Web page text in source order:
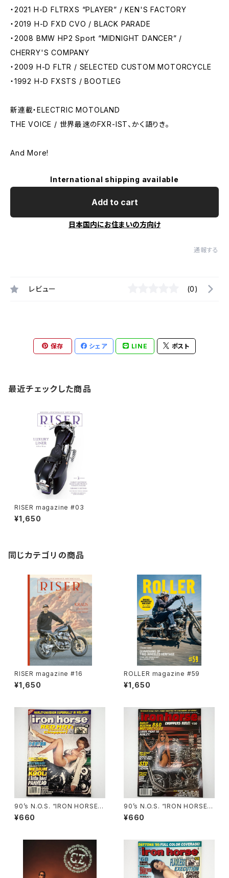
・2021 H-D FLTRXS “PLAYER” / KEN'S FACTORY
・2019 H-D FXD CVO / BLACK PARADE
・2008 BMW HP2 Sport “MIDNIGHT DANCER” /
CHERRY'S COMPANY
・2009 H-D FLTR / SELECTED CUSTOM MOTORCYCLE
・1992 H-D FXSTS / BOOTLEG
新連載・ELECTRIC MOTOLAND
THE VOICE / 世界最速のFXR-IST、かく語りき。
And More!
International shipping available
Add to cart
日本国内にお住まいの方向け
通報する
レビュー (0)
保存 シェア LINE ポスト
最近チェックした商品
RISER magazine #03
¥1,650
同じカテゴリの商品
RISER magazine #16
¥1,650
ROLLER magazine #59
¥1,650
90’s N.O.S. “IRON HORSE”
magazine #138(Dec.’95 iss
ue)
¥660
90’s N.O.S. “IRON HORSE”
magazine #150(Apr.’93 iss
ue)
¥660